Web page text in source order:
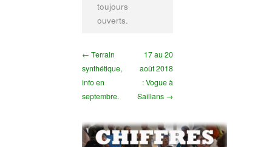
toujours
ouverts.
← Terrain
synthétique,
info en
septembre.
17 au 20
août 2018
: Vogue à
Saillans →